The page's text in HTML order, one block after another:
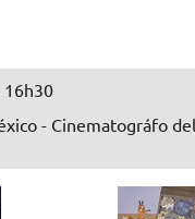
16h30
- Cinematográfo del